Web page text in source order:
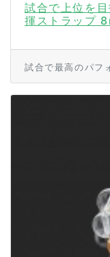
試合で上位を
揮ストラップ
試合で最高のパフ